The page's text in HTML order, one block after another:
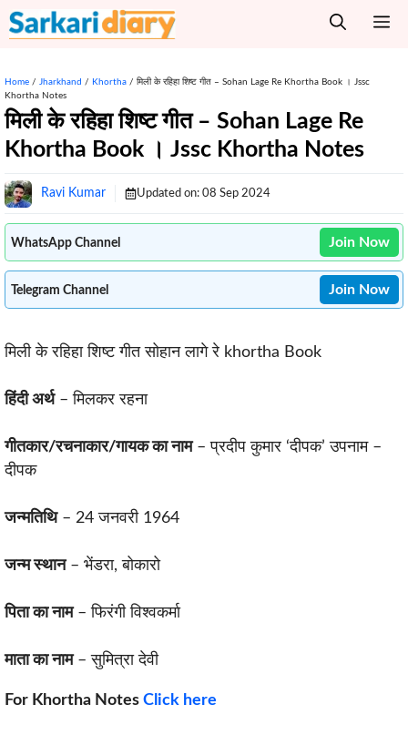
Skip
to
Home / Jharkhand / Khortha / मिली के रहिहा शिष्ट गीत – Sohan Lage Re Khortha Book । Jssc
Khortha Notes
मिली के रहिहा शिष्ट गीत – Sohan Lage Re
Khortha Book । Jssc Khortha Notes
Ravi Kumar Updated on: 08 Sep 2024
WhatsApp Channel Join Now
Telegram Channel Join Now
मिली के रहिहा शिष्ट गीत सोहान लागे रे khortha Book
हिंदी अर्थ– मिलकर रहना
गीतकार/रचनाकार/गायक का नाम– प्रदीप कुमार ‘दीपक’ उपनाम –
दीपक
जन्मतिथि– 24 जनवरी 1964
जन्म स्थान– भेंडरा, बोकारो
पिता का नाम– फिरंगी विश्वकर्मा
माता का नाम– सुमित्रा देवी
For Khortha Notes Click here